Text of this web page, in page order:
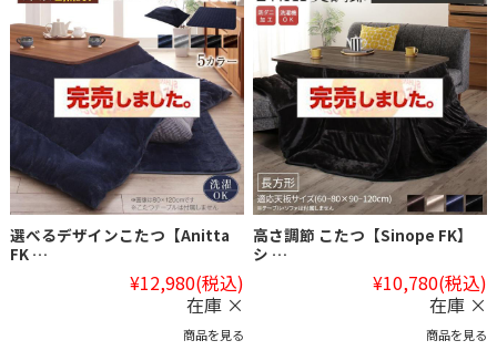
選べるデザインこたつ【Anitta
FK …
¥12,980(税込)
在庫 ×
商品を見る
高さ調節 こたつ【Sinope FK】
シ …
¥10,780(税込)
在庫 ×
商品を見る